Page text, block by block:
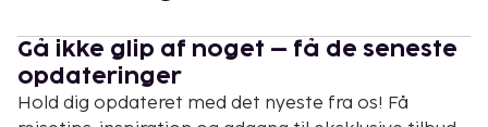
Gå ikke glip af noget – få de seneste
opdateringer
Hold dig opdateret med det nyeste fra os! Få